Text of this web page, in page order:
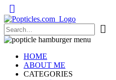
Popticles.com
HOME
ABOUT ME
CATEGORIES